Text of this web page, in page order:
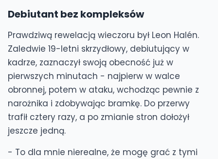
Debiutant bez kompleksów
Prawdziwą rewelacją wieczoru był Leon Halén.
Zaledwie 19-letni skrzydłowy, debiutujący w
kadrze, zaznaczył swoją obecność już w
pierwszych minutach - najpierw w walce
obronnej, potem w ataku, wchodząc pewnie z
narożnika i zdobywając bramkę. Do przerwy
trafił cztery razy, a po zmianie stron dołożył
jeszcze jedną.
- To dla mnie nierealne, że mogę grać z tymi